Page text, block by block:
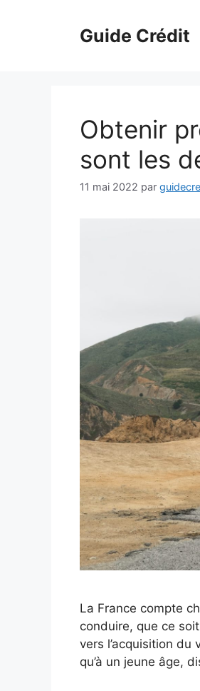
Guide Crédit
Obtenir
sont les
11 mai 2022 par
La France compte
conduire, que ce
vers l’acquisition du
qu’à un jeune âge,